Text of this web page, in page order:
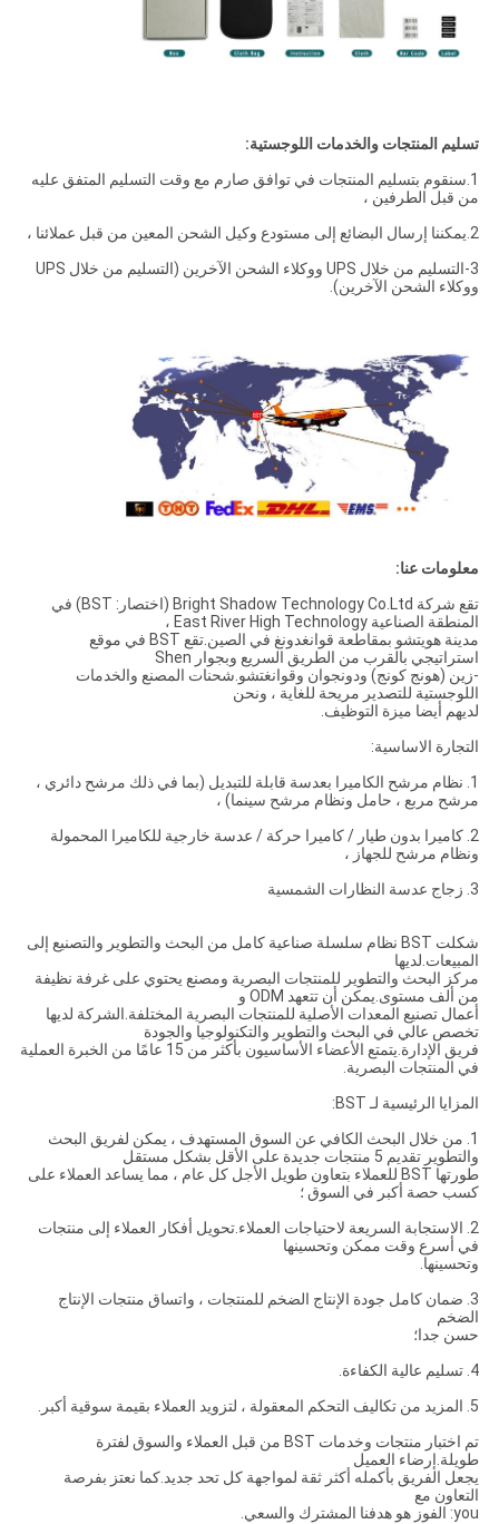
تسليم المنتجات والخدمات اللوجستية:
1.سنقوم بتسليم المنتجات في توافق صارم مع وقت التسليم المتفق عليه
من قبل الطرفين ،
2.يمكننا إرسال البضائع إلى مستودع وكيل الشحن المعين من قبل عملائنا ،
3-التسليم من خلال UPS ووكلاء الشحن الآخرين (التسليم من خلال UPS
ووكلاء الشحن الآخرين).
معلومات عنا:
تقع شركة Bright Shadow Technology Co.Ltd (اختصار: BST) في
المنطقة الصناعية East River High Technology ،
مدينة هويتشو بمقاطعة قوانغدونغ في الصين.تقع BST في موقع
استراتيجي بالقرب من الطريق السريع وبجوار Shen
-زين (هونج كونج) ودونجوان وقوانغتشو.شحنات المصنع والخدمات
اللوجستية للتصدير مريحة للغاية ، ونحن
لديهم أيضا ميزة التوظيف.
التجارة الاساسية:
1. نظام مرشح الكاميرا بعدسة قابلة للتبديل (بما في ذلك مرشح دائري ،
مرشح مربع ، حامل ونظام مرشح سينما) ،
2. كاميرا بدون طيار / كاميرا حركة / عدسة خارجية للكاميرا المحمولة
ونظام مرشح للجهاز ،
3. زجاج عدسة النظارات الشمسية
شكلت BST نظام سلسلة صناعية كامل من البحث والتطوير والتصنيع إلى
المبيعات.لديها
مركز البحث والتطوير للمنتجات البصرية ومصنع يحتوي على غرفة نظيفة
من ألف مستوى.يمكن أن تتعهد ODM و
أعمال تصنيع المعدات الأصلية للمنتجات البصرية المختلفة.الشركة لديها
تخصص عالي في البحث والتطوير والتكنولوجيا والجودة
فريق الإدارة.يتمتع الأعضاء الأساسيون بأكثر من 15 عامًا من الخبرة العملية
في المنتجات البصرية.
المزايا الرئيسية لـ BST:
1. من خلال البحث الكافي عن السوق المستهدف ، يمكن لفريق البحث
والتطوير تقديم 5 منتجات جديدة على الأقل بشكل مستقل
طورتها BST للعملاء بتعاون طويل الأجل كل عام ، مما يساعد العملاء على
كسب حصة أكبر في السوق ؛
2. الاستجابة السريعة لاحتياجات العملاء.تحويل أفكار العملاء إلى منتجات
في أسرع وقت ممكن وتحسينها
وتحسينها.
3. ضمان كامل جودة الإنتاج الضخم للمنتجات ، واتساق منتجات الإنتاج
الضخم
حسن جدا؛
4. تسليم عالية الكفاءة.
5. المزيد من تكاليف التحكم المعقولة ، لتزويد العملاء بقيمة سوقية أكبر.
تم اختبار منتجات وخدمات BST من قبل العملاء والسوق لفترة
طويلة.إرضاء العميل
يجعل الفريق بأكمله أكثر ثقة لمواجهة كل تحد جديد.كما نعتز بفرصة
التعاون مع
you: الفوز هو هدفنا المشترك والسعي.